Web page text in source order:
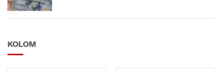
KOLOM